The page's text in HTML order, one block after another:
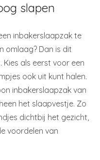
slapen
inbakerslaapzak te
omlaag? Dan is dit
als eerst voor een
ook uit kunt halen.
inbakerslaapzak van
het slaapvestje. Zo
dichtbij het gezicht,
voordelen van